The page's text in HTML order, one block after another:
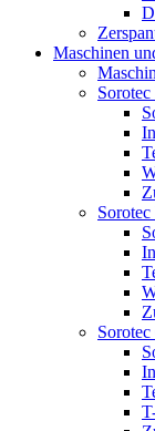
Maschinen